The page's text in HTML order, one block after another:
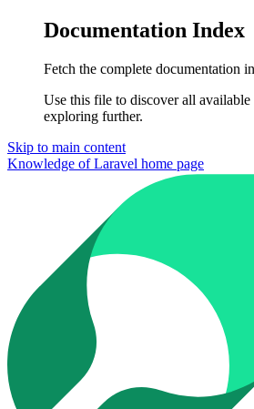
Documentation Index
Fetch the complete documentation
Use this file to discover all available
exploring further.
Skip to main content
Knowledge of Laravel home page